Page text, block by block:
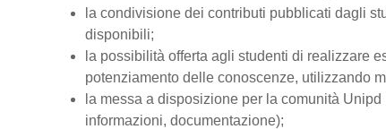
la condivisione dei contributi pubblicati dagli
disponibili;
la possibilità offerta agli studenti di realizzare
potenziamento delle conoscenze, utilizzando
la messa a disposizione per la comunità
informazioni, documentazione);